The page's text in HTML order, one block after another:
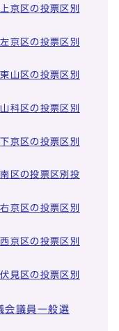
京区の投票区別
京区の投票区別
山区の投票区別
科区の投票区別
京区の投票区別
区の投票区別投
京区の投票区別
京区の投票区別
見区の投票区別
議員一般選